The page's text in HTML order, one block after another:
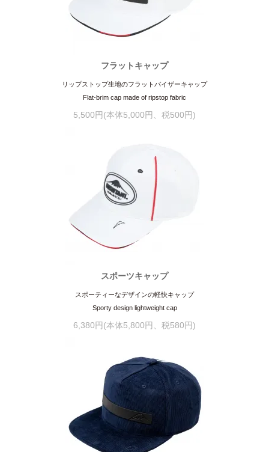
フラットキャップ
リップストップ生地のフラットバイザーキャップ
Flat-brim cap made of ripstop fabric
5,500円(本体5,000円、税500円)
スポーツキャップ
スポーティーなデザインの軽快キャップ
Sporty design lightweight cap
6,380円(本体5,800円、税580円)